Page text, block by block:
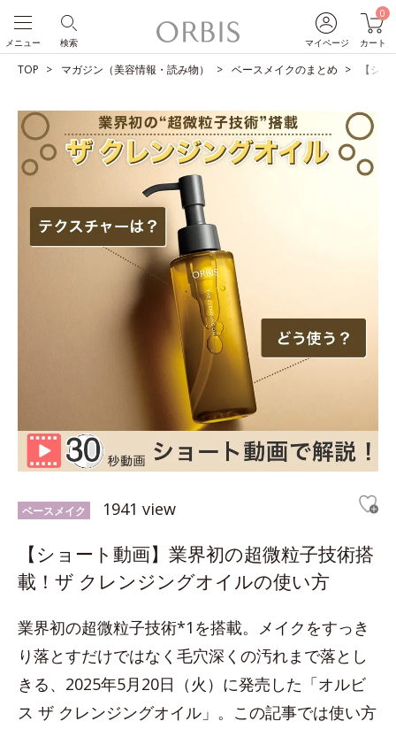
マイページ
0
カート
検索
メニュー
TOP マガジン（美容情報・読み物） ベースメイクのまとめ 【シ
ベースメイク 1941 view
【ショート動画】業界初の超微粒子技術搭
載！ザ クレンジングオイルの使い方
業界初の超微粒子技術*1を搭載。メイクをすっき
り落とすだけではなく毛穴深くの汚れまで落とし
きる、2025年5月20日（火）に発売した「オルビ
ス ザ クレンジングオイル」。この記事では使い方